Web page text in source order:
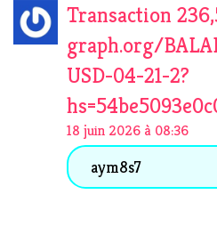
Transaction
graph.org/
USD-04-21-2?
18 juin 2026 à 08:36
aym8s7